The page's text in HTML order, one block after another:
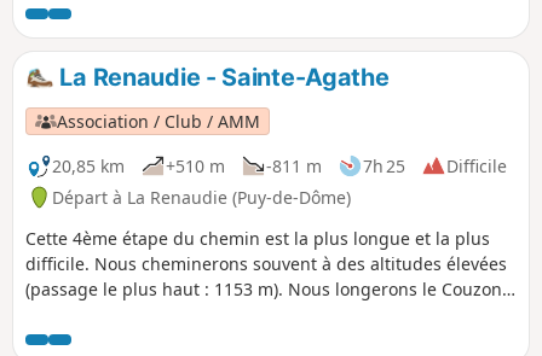
du Parc Naturel Régional Livradois-Forez.
Une partie du parcours emprunte "le
chemin vieux" soit l'ancienne voie de
communication du Moyen-Age qui reliait
Meymont à Cunlhat via Tours Sur Meymont
par l'Alligier, Les Gouttes etc.
La Renaudie - Sainte-Agathe
Association / Club / AMM
20,85 km
+510 m -811 m 7h 25
Difficile
Départ à La Renaudie (Puy-de-Dôme)
Cette 4ème étape du chemin est la plus longue et la plus
difficile. Nous cheminerons souvent à des altitudes élevées
(passage le plus haut : 1153 m). Nous longerons le Couzon
vers Vollore-Montagne. La traversée de la forêt